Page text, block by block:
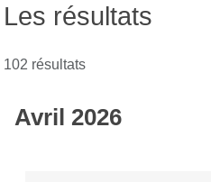
Les résultats
102 résultats
Avril 2026